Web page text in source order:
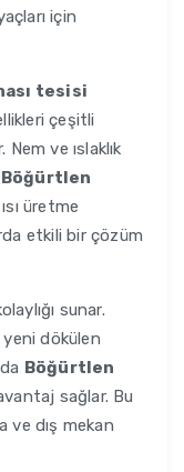
için
tesisi
çeşitli
ve ıslaklık
Böğürtlen
üretme
etkili bir çözüm
sunar.
dökülen
Böğürtlen
sağlar. Bu
ve dış mekan